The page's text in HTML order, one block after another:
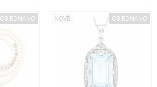
OBJEDNÁNO NOVÉ OBJEDNÁNO